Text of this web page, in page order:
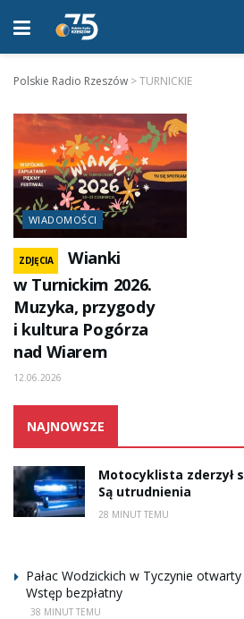
Polskie Radio Rzeszów >TURNICKIE
WIADOMOŚCI
ZDJĘCIA
Wianki
w Turnickim 2026.
Muzyka, przygody
i kultura Pogórza
nad Wiarem
12.06.2026
NAJNOWSZE
Motocyklista zderzył
Są utrudnienia
28 MINUT TEMU
Pałac Wodzickich w Tyczynie
Wstęp bezpłatny
38 MINUT TEMU